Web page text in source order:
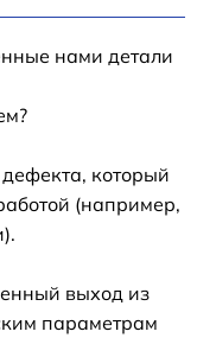
нами детали
который
(например,
выход из
параметрам